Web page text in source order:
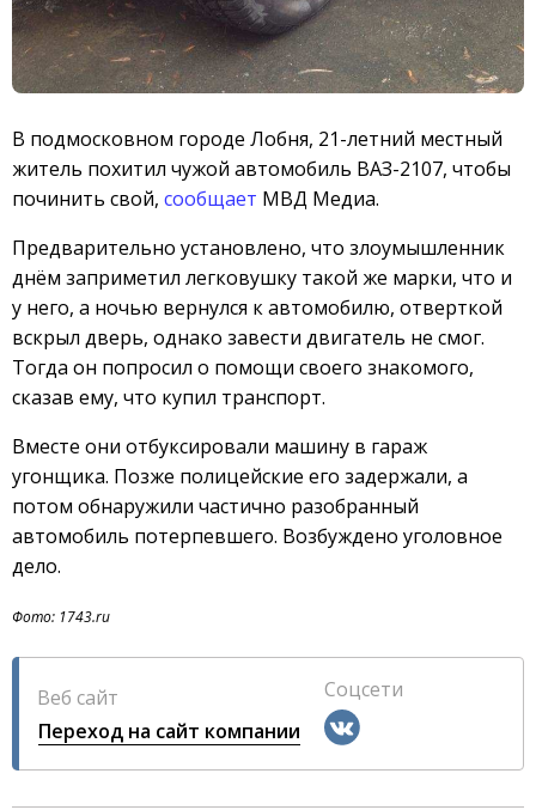
В подмосковном городе Лобня, 21-летний местный
житель похитил чужой автомобиль ВАЗ-2107, чтобы
починить свой, сообщает МВД Медиа.
Предварительно установлено, что злоумышленник
днём заприметил легковушку такой же марки, что и
у него, а ночью вернулся к автомобилю, отверткой
вскрыл дверь, однако завести двигатель не смог.
Тогда он попросил о помощи своего знакомого,
сказав ему, что купил транспорт.
Вместе они отбуксировали машину в гараж
угонщика. Позже полицейские его задержали, а
потом обнаружили частично разобранный
автомобиль потерпевшего. Возбуждено уголовное
дело.
Фото: 1743.ru
Веб сайт
Переход на сайт компании
Соцсети